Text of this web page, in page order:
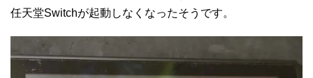
任天堂Switchが起動しなくなったそうです。